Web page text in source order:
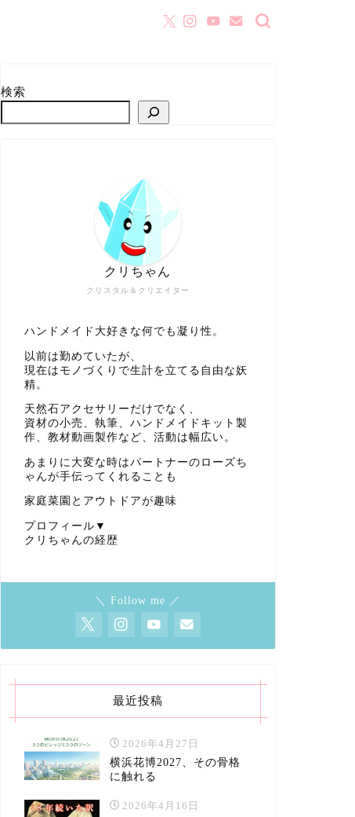
検索
クリスタル＆クリエイター
クリちゃん
ハンドメイド大好きな何でも凝り性。
以前は勤めていたが、
現在はモノづくりで生計を立てる自由な妖
精。
天然石アクセサリーだけでなく、
資材の小売、執筆、ハンドメイドキット製
作、教材動画製作など、活動は幅広い。
あまりに大変な時はパートナーのローズち
ゃんが手伝ってくれることも
家庭菜園とアウトドアが趣味
プロフィール▼
クリちゃんの経歴
＼ Follow me ／
最近投稿
2026年4月27日
横浜花博2027、その骨格
に触れる
2026年4月16日